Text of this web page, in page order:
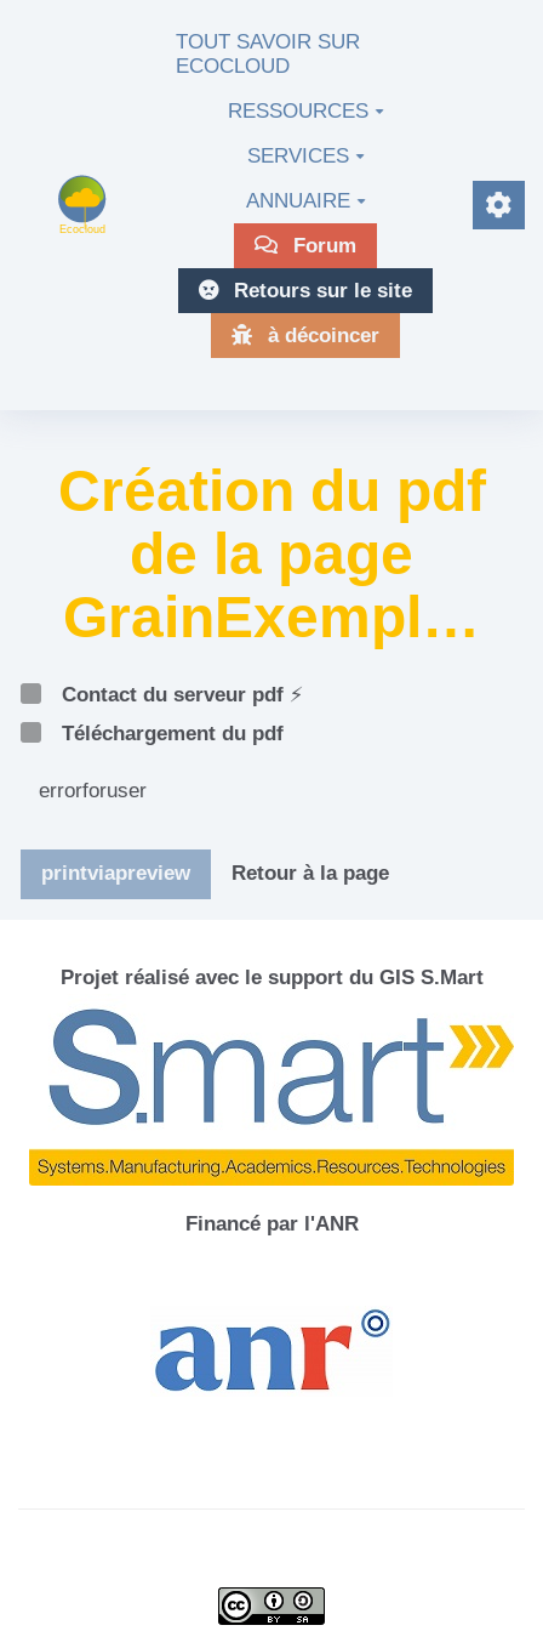
Aller au contenu principal
TOUT SAVOIR SUR
ECOCLOUD
RESSOURCES
SERVICES
ANNUAIRE
Forum
Retours sur le site
à décoincer
Création du pdf
de la page
GrainExempl…
Contact du serveur pdf ⚡
Téléchargement du pdf
errorforuser
printviapreview Retour à la page
Projet réalisé avec le support du GIS S.Mart
Financé par l'ANR